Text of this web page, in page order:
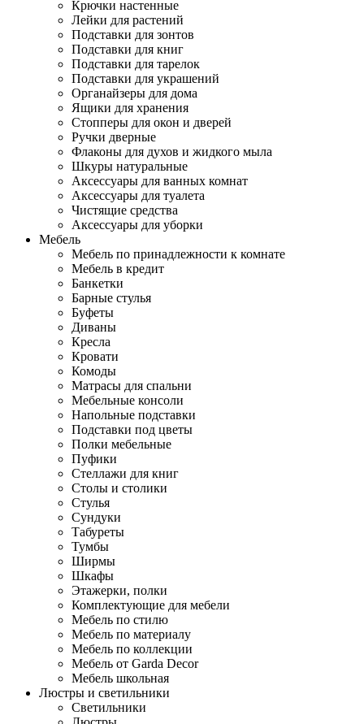
Крючки настенные
Лейки для растений
Подставки для зонтов
Подставки для книг
Подставки для тарелок
Подставки для украшений
Органайзеры для дома
Ящики для хранения
Стопперы для окон и дверей
Ручки дверные
Флаконы для духов и жидкого мыла
Шкуры натуральные
Аксессуары для ванных комнат
Аксессуары для туалета
Чистящие средства
Аксессуары для уборки
Мебель
Мебель по принадлежности к комнате
Мебель в кредит
Банкетки
Барные стулья
Буфеты
Диваны
Кресла
Кровати
Комоды
Матрасы для спальни
Мебельные консоли
Напольные подставки
Подставки под цветы
Полки мебельные
Пуфики
Стеллажи для книг
Столы и столики
Стулья
Сундуки
Табуреты
Тумбы
Ширмы
Шкафы
Этажерки, полки
Комплектующие для мебели
Мебель по стилю
Мебель по материалу
Мебель по коллекции
Мебель от Garda Decor
Мебель школьная
Люстры и светильники
Светильники